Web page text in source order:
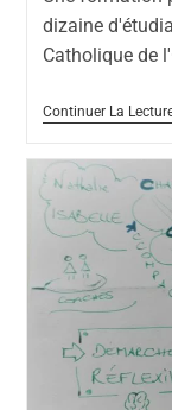
dizaine
Catholique de
Continuer La